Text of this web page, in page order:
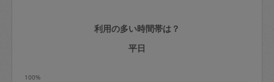
定期契約をキャンセルする場合、毎週定
期は月2回まで隔週定期は月1回までキャ
利用の多い時間帯は？
平日
100%